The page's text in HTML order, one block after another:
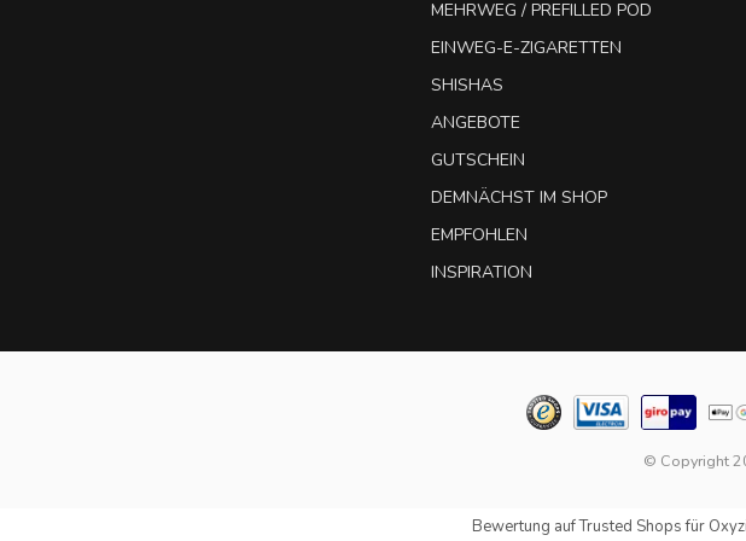
MEHRWEG / PREFILLED POD
EINWEG-E-ZIGARETTEN
SHISHAS
ANGEBOTE
GUTSCHEIN
DEMNÄCHST IM SHOP
EMPFOHLEN
INSPIRATION
© Copyright
Bewertung aufTrusted Shopsfür